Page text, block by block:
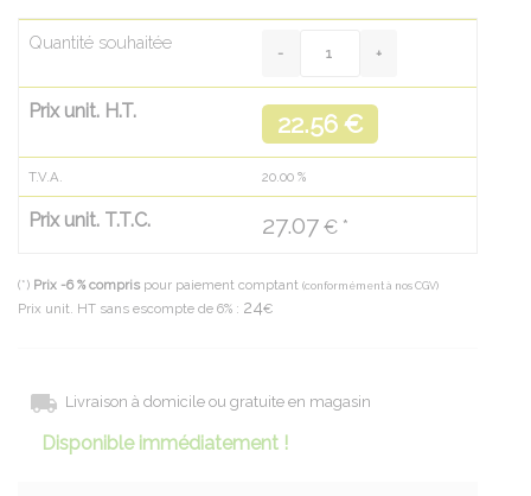
Quantité souhaitée
Prix unit. H.T. 22.56 €
T.V.A. 20.00 %
Prix unit. T.T.C. 27.07 € *
(*) Prix -6 % compris pour paiement comptant (conformément à nos CGV)
Prix unit. HT sans escompte de 6% : 24€
Livraison à domicile ou gratuite en magasin
Disponible immédiatement !